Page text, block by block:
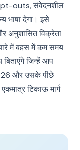
outs, संवेदनशील
भाषा देगा। इसे
अनुशासित विक्रेता
में बहस में कम समय
जिन्हें आप
और उसके पीछे
टिकाऊ मार्ग